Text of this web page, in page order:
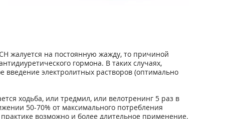
жалуется на постоянную жажду, то причиной
гормона. В таких случаях,
электролитных растворов (оптимально
ходьба, или тредмил, или велотренинг 5 раз в
50-70% от максимального потребления
практике возможно и более длительное применение.